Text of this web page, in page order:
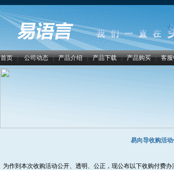
首页 | 公司动态 | 产品介绍 | 产品下载 | 产品购买 | 客
易向导收购活
为作到本次收购活动公开、透明、公正，现公布以下收购付费办